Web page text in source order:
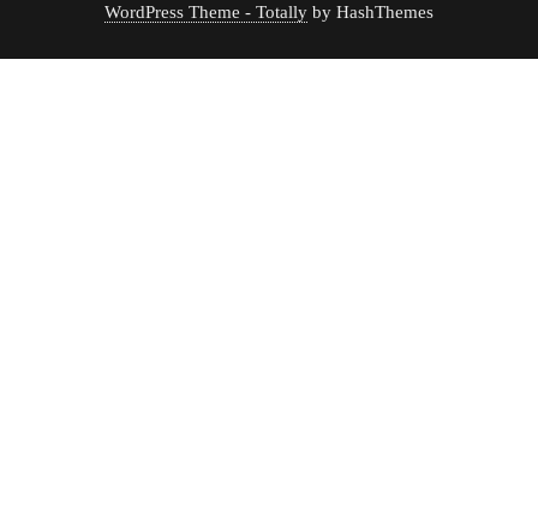
WordPress Theme - Totally by HashThemes